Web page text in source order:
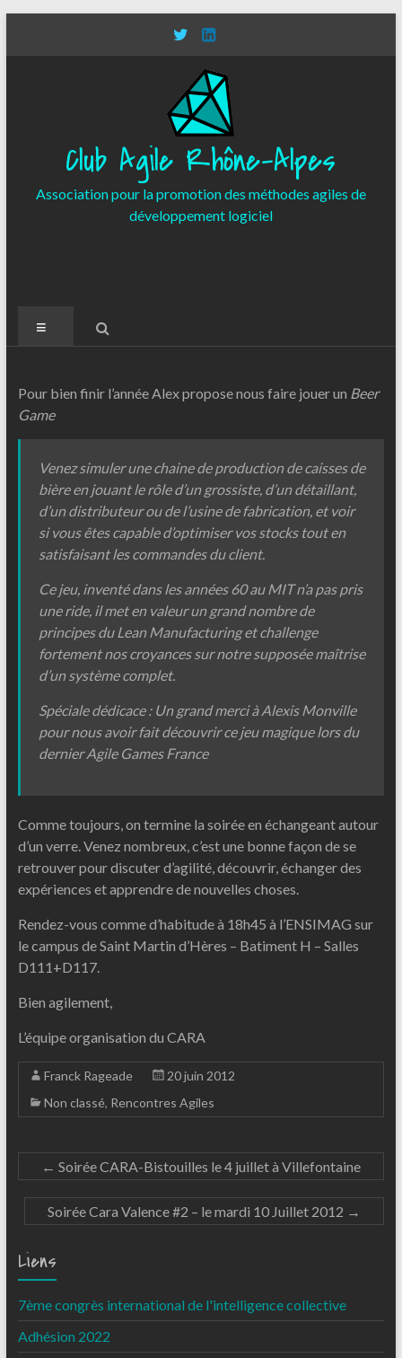
contenu
Club Agile Rhône-Alpes
Association pour la promotion des méthodes agiles de
développement logiciel
Menu
Pour bien finir l’année Alex propose nous faire jouer un Beer
Game
Venez simuler une chaine de production de caisses de
bière en jouant le rôle d’un grossiste, d’un détaillant,
d’un distributeur ou de l’usine de fabrication, et voir
si vous êtes capable d’optimiser vos stocks tout en
satisfaisant les commandes du client.
Ce jeu, inventé dans les années 60 au MIT n’a pas pris
une ride, il met en valeur un grand nombre de
principes du Lean Manufacturing et challenge
fortement nos croyances sur notre supposée maîtrise
d’un système complet.
Spéciale dédicace : Un grand merci à Alexis Monville
pour nous avoir fait découvrir ce jeu magique lors du
dernier Agile Games France
Comme toujours, on termine la soirée en échangeant autour
d’un verre. Venez nombreux, c’est une bonne façon de se
retrouver pour discuter d’agilité, découvrir, échanger des
expériences et apprendre de nouvelles choses.
Rendez-vous comme d’habitude à 18h45 à l’ENSIMAG sur
le campus de Saint Martin d’Hères – Batiment H – Salles
D111+D117.
Bien agilement,
L’équipe organisation du CARA
Franck Rageade
20 juin 2012
Non classé, Rencontres Agiles
← Soirée CARA-Bistouilles le 4 juillet à Villefontaine
Soirée Cara Valence #2 – le mardi 10 Juillet 2012 →
Liens
7ème congrès international de l'intelligence collective
Adhésion 2022